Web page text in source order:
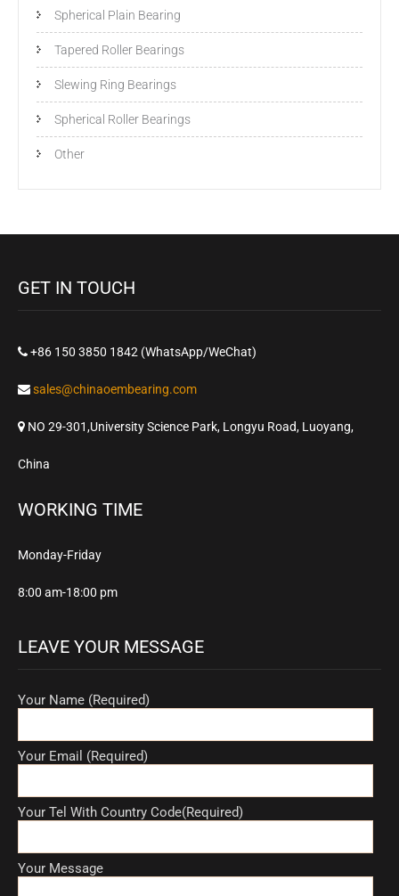
Spherical Plain Bearing
Tapered Roller Bearings
Slewing Ring Bearings
Spherical Roller Bearings
Other
GET IN TOUCH
+86 150 3850 1842 (WhatsApp/WeChat)
sales@chinaoembearing.com
NO 29-301,University Science Park, Longyu Road, Luoyang,
China
WORKING TIME
Monday-Friday
8:00 am-18:00 pm
LEAVE YOUR MESSAGE
Your Name (Required)
Your Email (Required)
Your Tel With Country Code(Required)
Your Message